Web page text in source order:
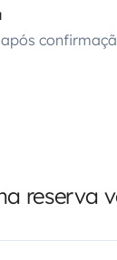
reserva